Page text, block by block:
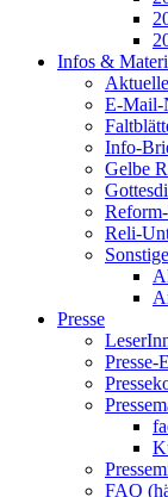
Infos &
E-Mail-
Info-
Gelbe
Reli-
Presse
Presse-
FAQ